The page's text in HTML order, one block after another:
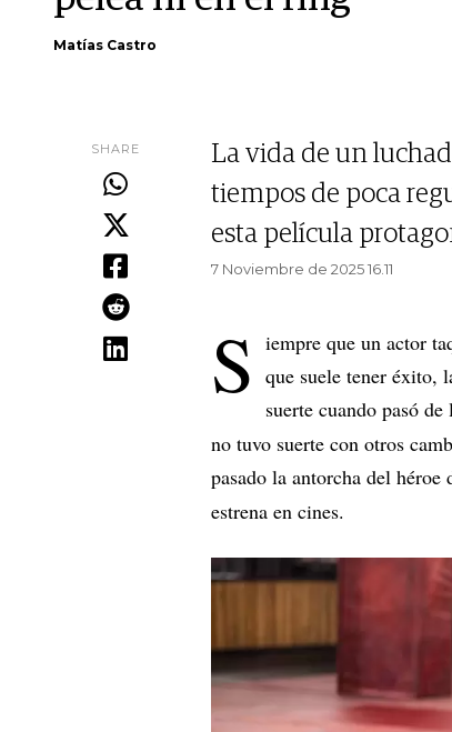
Matías Castro
SHARE
La vida de un
tiempos de poca
esta película
7 Noviembre de 2025 16.11
S iempre que un actor
que suele tener éxito,
suerte cuando pasó
no tuvo suerte con otros
pasado la antorcha del
estrena en cines.